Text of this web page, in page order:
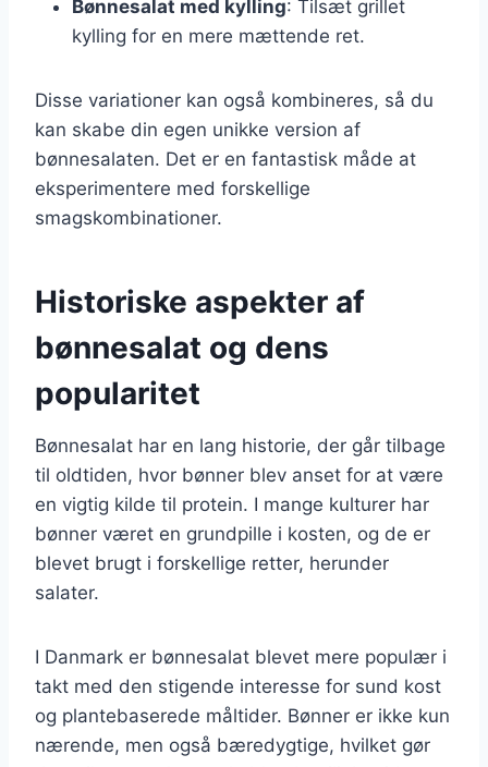
Bønnesalat med kylling: Tilsæt grillet
kylling for en mere mættende ret.
Disse variationer kan også kombineres, så du
kan skabe din egen unikke version af
bønnesalaten. Det er en fantastisk måde at
eksperimentere med forskellige
smagskombinationer.
Historiske aspekter af
bønnesalat og dens
popularitet
Bønnesalat har en lang historie, der går tilbage
til oldtiden, hvor bønner blev anset for at være
en vigtig kilde til protein. I mange kulturer har
bønner været en grundpille i kosten, og de er
blevet brugt i forskellige retter, herunder
salater.
I Danmark er bønnesalat blevet mere populær i
takt med den stigende interesse for sund kost
og plantebaserede måltider. Bønner er ikke kun
nærende, men også bæredygtige, hvilket gør